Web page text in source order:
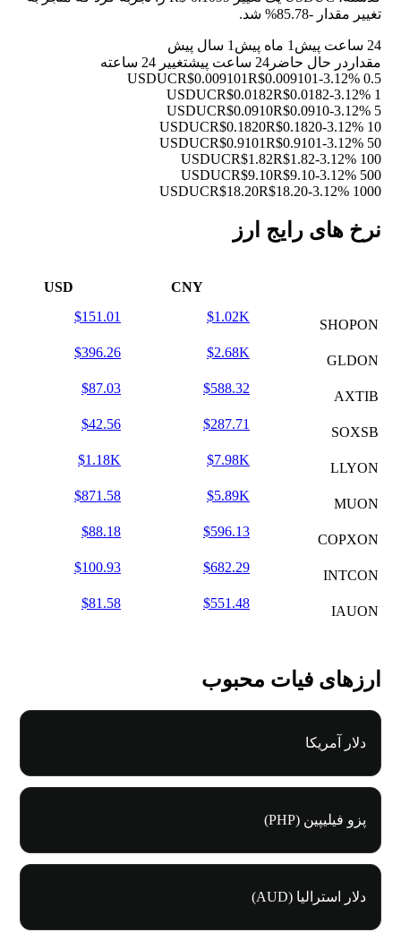
تغییر مقدار -85.78% شد.
24 ساعت پیش 1 ماه پیش
1 سال پیش
مقدار در حال حاضر 24 ساعت پیش
تغییر 24 ساعته
0.5 USDUC
R$0.009101R$0.009101-3.12%
1 USDUC
R$0.0182R$0.0182-3.12%
5 USDUC
R$0.0910R$0.0910-3.12%
10 USDUC
R$0.1820R$0.1820-3.12%
50 USDUC
R$0.9101R$0.9101-3.12%
100 USDUC
R$1.82R$1.82-3.12%
500 USDUC
R$9.10R$9.10-3.12%
1000 USDUC
R$18.20R$18.20-3.12%
نرخ های رایج ارز
CNY
USD
SHOPON
$1.02K
$151.01
GLDON
$2.68K
$396.26
AXTIB
$588.32
$87.03
SOXSB
$287.71
$42.56
LLYON
$7.98K
$1.18K
MUON
$5.89K
$871.58
COPXON
$596.13
$88.18
INTCON
$682.29
$100.93
IAUON
$551.48
$81.58
ارزهای فیات محبوب
دلار آمریکا
پزو فیلیپین (PHP)
دلار استرالیا (AUD)